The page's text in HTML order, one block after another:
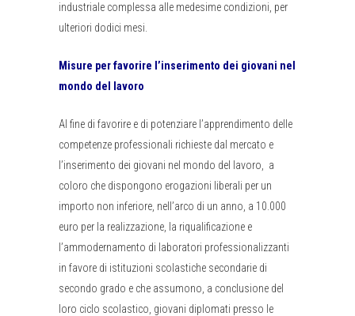
industriale complessa alle medesime condizioni, per
ulteriori dodici mesi.
Misure per favorire l’inserimento dei giovani nel
mondo del lavoro
Al fine di favorire e di potenziare l’apprendimento delle
competenze professionali richieste dal mercato e
l’inserimento dei giovani nel mondo del lavoro, a
coloro che dispongono erogazioni liberali per un
importo non inferiore, nell’arco di un anno, a 10.000
euro per la realizzazione, la riqualificazione e
l’ammodernamento di laboratori professionalizzanti
in favore di istituzioni scolastiche secondarie di
secondo grado e che assumono, a conclusione del
loro ciclo scolastico, giovani diplomati presso le